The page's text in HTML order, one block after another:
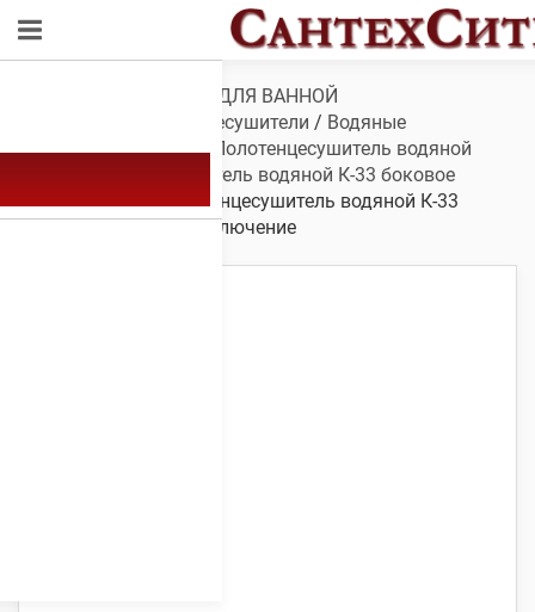
САНТЕХНИКА ДЛЯ ВАННОЙ
Полотенцесушители / Водяные
полотенцесушители/ Полотенцесушитель водяной
Полотенцесушитель водяной К-33 боковое
подключение/ Полотенцесушитель водяной К-33
700х500 боковое подключение